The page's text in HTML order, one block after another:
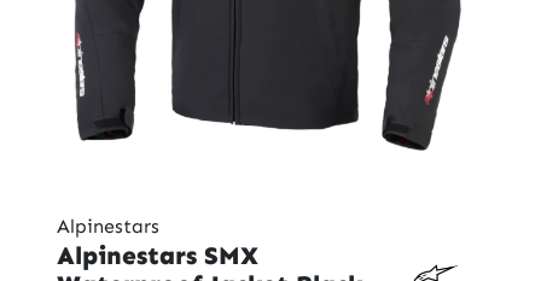
Alpinestars
Alpinestars SMX